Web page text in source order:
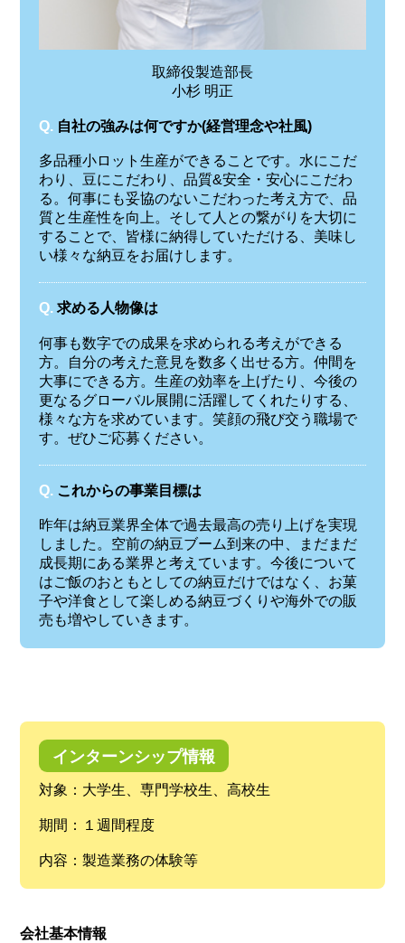
取締役製造部長
小杉 明正
Q. 自社の強みは何ですか(経営理念や社風)
多品種小ロット生産ができることです。水にこだ
わり、豆にこだわり、品質&安全・安心にこだわ
る。何事にも妥協のないこだわった考え方で、品
質と生産性を向上。そして人との繋がりを大切に
することで、皆様に納得していただける、美味し
い様々な納豆をお届けします。
Q. 求める人物像は
何事も数字での成果を求められる考えができる
方。自分の考えた意見を数多く出せる方。仲間を
大事にできる方。生産の効率を上げたり、今後の
更なるグローバル展開に活躍してくれたりする、
様々な方を求めています。笑顔の飛び交う職場で
す。ぜひご応募ください。
Q. これからの事業目標は
昨年は納豆業界全体で過去最高の売り上げを実現
しました。空前の納豆ブーム到来の中、まだまだ
成長期にある業界と考えています。今後について
はご飯のおともとしての納豆だけではなく、お菓
子や洋食として楽しめる納豆づくりや海外での販
売も増やしていきます。
インターンシップ情報
対象：大学生、専門学校生、高校生
期間：１週間程度
内容：製造業務の体験等
会社基本情報